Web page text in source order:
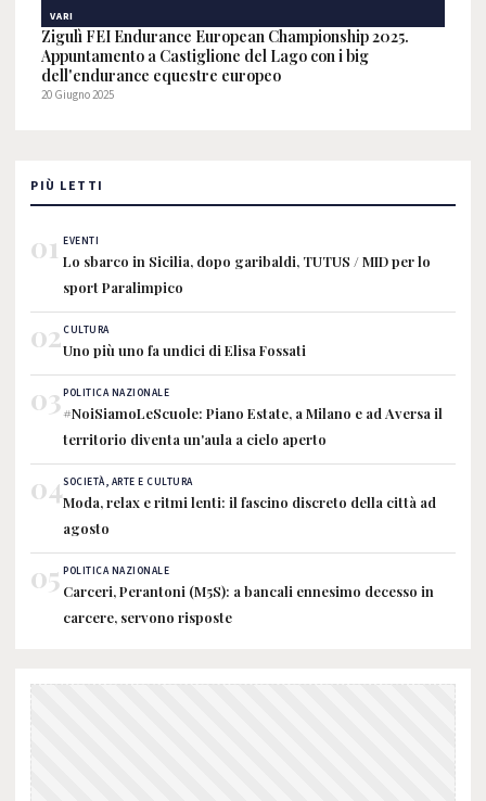
VARI
Zigulì FEI Endurance European Championship 2025.
Appuntamento a Castiglione del Lago con i big
dell'endurance equestre europeo
20 Giugno 2025
PIÙ LETTI
01 EVENTI
Lo sbarco in Sicilia, dopo garibaldi, TUTUS / MID per lo
sport Paralimpico
02CULTURA
Uno più uno fa undici di Elisa Fossati
03POLITICA NAZIONALE
#NoiSiamoLeScuole: Piano Estate, a Milano e ad Aversa il
territorio diventa un'aula a cielo aperto
04SOCIETÀ, ARTE E CULTURA
Moda, relax e ritmi lenti: il fascino discreto della città ad
agosto
05 POLITICA NAZIONALE
Carceri, Perantoni (M5S): a bancali ennesimo decesso in
carcere, servono risposte